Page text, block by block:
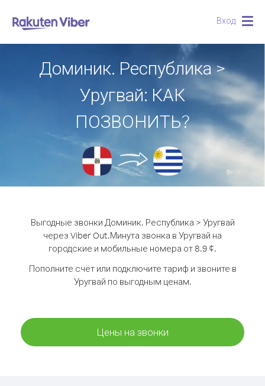
Вход
Доминик. Республика >
Уругвай: КАК
ПОЗВОНИТЬ?
Выгодные звонки Доминик. Республика > Уругвай
через Viber Out.Минута звонка в Уругвай на
городские и мобильные номера от 8.9 ¢.
Пополните счёт или подключите тариф и звоните в
Уругвай по выгодным ценам.
Цены на звонки